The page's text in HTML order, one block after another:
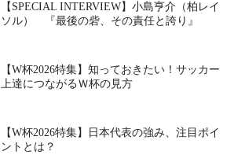
【SPECIAL INTERVIEW】小島亨介（柏レイ
ソル） 『最後の砦、その責任と誇り』
【W杯2026特集】知っておきたい！サッカー
上達につながるＷ杯の見方
【W杯2026特集】日本代表の強み、注目ポイ
ントとは？